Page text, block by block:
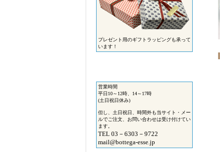
プレゼント用のギフトラッピングも承って
います！
営業時間
平日10～12時、14～17時
(土日祝日休み)
但し、土日祝日、時間外も当サイト・メー
ルでご注文、お問い合わせは受け付けてい
ます。
TEL 03－6303－9722
mail@bottega-esse.jp